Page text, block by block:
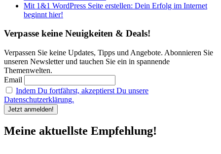
Mit 1&1 WordPress Seite erstellen: Dein Erfolg im Internet
beginnt hier!
Verpasse keine Neuigkeiten & Deals!
Verpassen Sie keine Updates, Tipps und Angebote. Abonnieren Sie
unseren Newsletter und tauchen Sie ein in spannende
Themenwelten.
Email
Indem Du fortfährst, akzeptierst Du unsere
Datenschutzerklärung.
Meine aktuellste Empfehlung!